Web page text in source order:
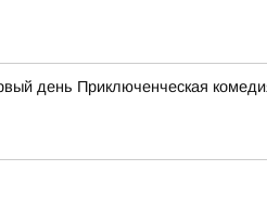
день Приключенческая